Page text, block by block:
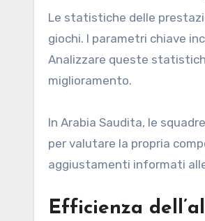
Le statistiche delle
giochi. I parametri chiave
Analizzare queste
miglioramento.
In Arabia Saudita, le
per valutare la propria
aggiustamenti informati
Efficienza